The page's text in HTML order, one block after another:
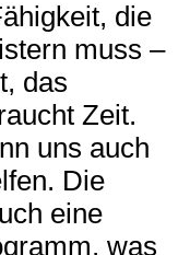
die
muss –
das
Zeit.
uns auch
Die
eine
was